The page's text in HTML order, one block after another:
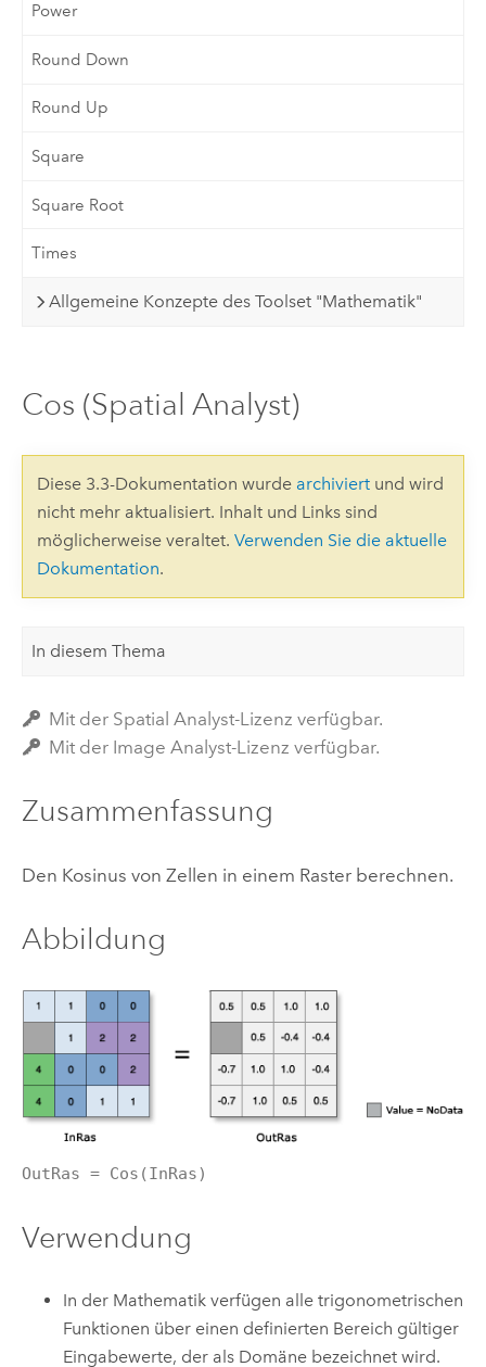
Power
Round Down
Round Up
Square
Square Root
Times
Allgemeine Konzepte des Toolset "Mathematik"
Cos (Spatial Analyst)
Diese 3.3-Dokumentation wurde archiviertund wird
nicht mehr aktualisiert. Inhalt und Links sind
möglicherweise veraltet. Verwenden Sie die aktuelle
Dokumentation.
In diesem Thema
Mit der Spatial Analyst-Lizenz verfügbar.
Mit der Image Analyst-Lizenz verfügbar.
Zusammenfassung
Den Kosinus von Zellen in einem Raster berechnen.
Abbildung
OutRas = Cos(InRas)
Verwendung
In der Mathematik verfügen alle trigonometrischen
Funktionen über einen definierten Bereich gültiger
Eingabewerte, der als Domäne bezeichnet wird.